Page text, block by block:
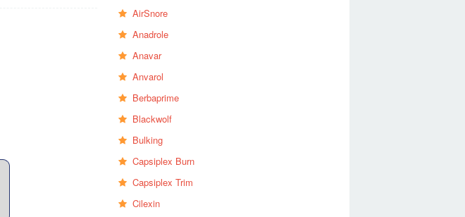
AirSnore
Anadrole
Anavar
Anvarol
Berbaprime
Blackwolf
Bulking
Capsiplex Burn
Capsiplex Trim
Cilexin